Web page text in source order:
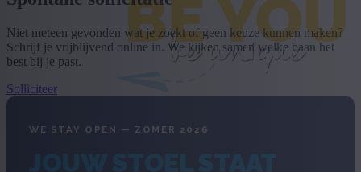
Niet meteen gevonden wat je zoekt of geen keuze kunnen maken?
Schrijf je vrijblijvend online in. We kijken samen welke baan het
best bij je past.
Solliciteer
WE STAY OPEN — ZOMER 2026